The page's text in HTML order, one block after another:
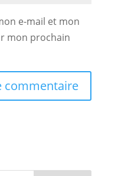
e-mail et mon
mon prochain